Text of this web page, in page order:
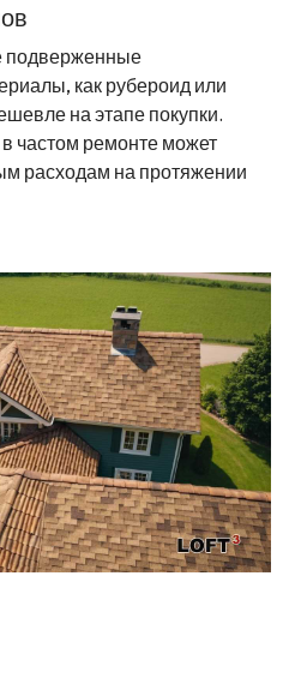
подверженные
как рубероид или
на этапе покупки.
частом ремонте может
расходам на протяжении